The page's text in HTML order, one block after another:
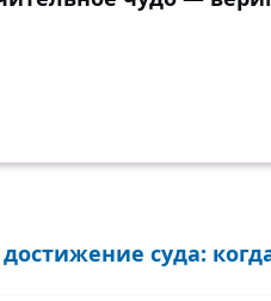
суда: